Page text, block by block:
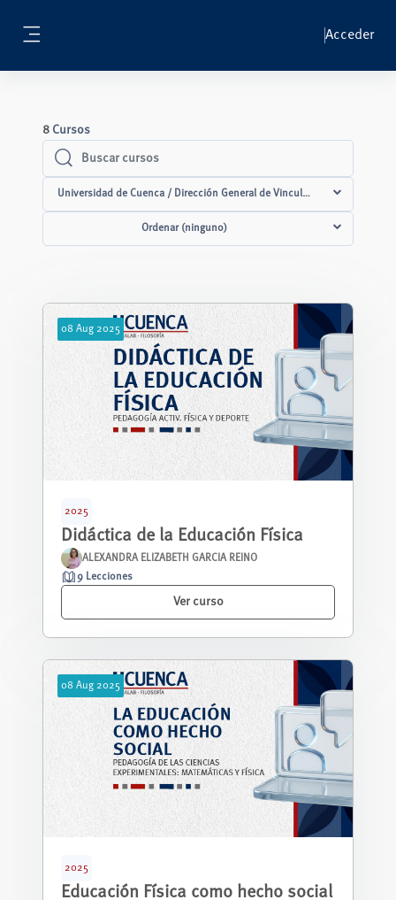
Acceder
8 Cursos
Buscar cursos
Buscar cursos
Universidad de Cuenca / Dirección General de Vinculación con la
Ordenar (ninguno)
08 Aug 2025
2025
Didáctica de la Educación Física
ALEXANDRA ELIZABETH GARCIA REINO
9 Lecciones
Ver curso
08 Aug 2025
2025
Educación Física como hecho social